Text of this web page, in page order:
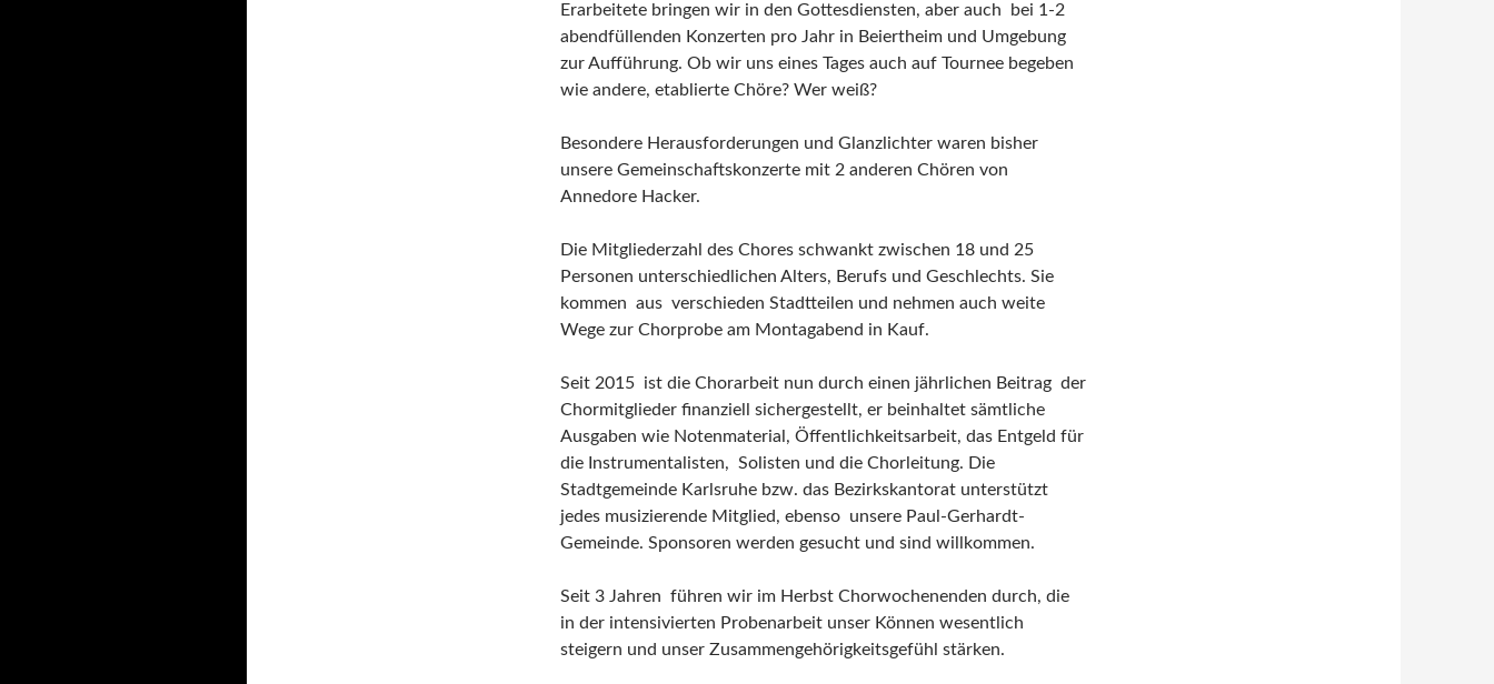
Erarbeitete bringen wir in den Gottesdiensten, aber auch bei 1-2
abendfüllenden Konzerten pro Jahr in Beiertheim und Umgebung
zur Aufführung. Ob wir uns eines Tages auch auf Tournee begeben
wie andere, etablierte Chöre? Wer weiß?
Besondere Herausforderungen und Glanzlichter waren bisher
unsere Gemeinschaftskonzerte mit 2 anderen Chören von
Annedore Hacker.
Die Mitgliederzahl des Chores schwankt zwischen 18 und 25
Personen unterschiedlichen Alters, Berufs und Geschlechts. Sie
kommen aus verschieden Stadtteilen und nehmen auch weite
Wege zur Chorprobe am Montagabend in Kauf.
Seit 2015 ist die Chorarbeit nun durch einen jährlichen Beitrag der
Chormitglieder finanziell sichergestellt, er beinhaltet sämtliche
Ausgaben wie Notenmaterial, Öffentlichkeitsarbeit, das Entgeld für
die Instrumentalisten, Solisten und die Chorleitung. Die
Stadtgemeinde Karlsruhe bzw. das Bezirkskantorat unterstützt
jedes musizierende Mitglied, ebenso unsere Paul-Gerhardt-
Gemeinde. Sponsoren werden gesucht und sind willkommen.
Seit 3 Jahren führen wir im Herbst Chorwochenenden durch, die
in der intensivierten Probenarbeit unser Können wesentlich
steigern und unser Zusammengehörigkeitsgefühl stärken.